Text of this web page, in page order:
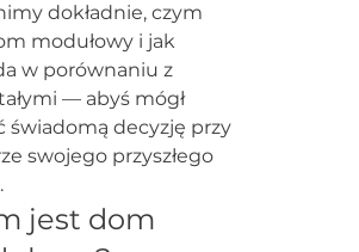
dokładnie, czym
modułowy i jak
w porównaniu z
— abyś mógł
świadomą decyzję przy
swojego przyszłego
jest dom